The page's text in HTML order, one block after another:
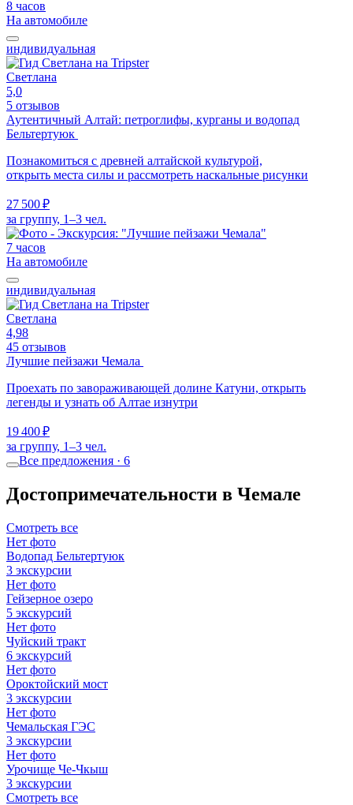
8 часов
На автомобиле
индивидуальная
Светлана
5,0
5 отзывов
Аутентичный Алтай: петроглифы, курганы и водопад
Бельтертуюк
Познакомиться с древней алтайской культурой,
открыть места силы и рассмотреть наскальные рисунки
27 500 ₽
за группу, 1–3 чел.
7 часов
На автомобиле
индивидуальная
Светлана
4,98
45 отзывов
Лучшие пейзажи Чемала
Проехать по завораживающей долине Катуни, открыть
легенды и узнать об Алтае изнутри
19 400 ₽
за группу, 1–3 чел.
Все предложения · 6
Достопримечательности в Чемале
Смотреть все
Нет фото
Водопад Бельтертуюк
3 экскурсии
Нет фото
Гейзерное озеро
5 экскурсий
Нет фото
Чуйский тракт
6 экскурсий
Нет фото
Ороктойский мост
3 экскурсии
Нет фото
Чемальская ГЭС
3 экскурсии
Нет фото
Урочище Че-Чкыш
3 экскурсии
Смотреть все